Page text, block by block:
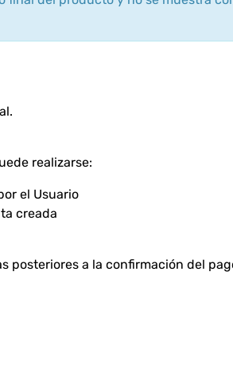
realizarse:
el Usuario
creada
posteriores a la confirmación del